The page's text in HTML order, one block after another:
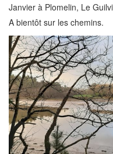
Janvier à Plomelin, Le
A bientôt sur les chemins.